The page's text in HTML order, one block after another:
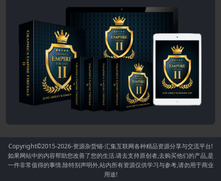
Copyright©2015-2026-资源杂货铺-汇集互联网各种精品资源分享与交流平台!
如果网站中的内容帮助您改善了您的生活.请去支持原创者,去购买他们的产品,是
一件非常值得的事情.除特别声明外,站内所有资源仅供学习与参考,请勿用于商业
用途!